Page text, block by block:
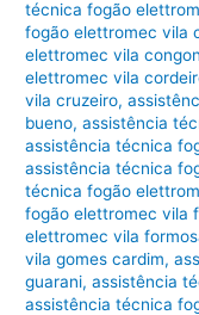
técnica fogão
fogão elettromec vila
elettromec vila
elettromec vila
vila cruzeiro,
bueno,assistência
assistência técnica
assistência técnica
técnica fogão
fogão elettromec vila
elettromec vila
vila gomes cardim,
guarani,assistência
assistência técnica